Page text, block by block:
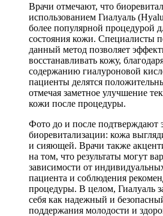
Врачи отмечают, что
использованием Гиалуаль
более популярной процедурой
состояния кожи. Специалисты
данный метод позволяет
восстанавливать кожу,
содержанию гиалуроновой
пациенты делятся
отмечая заметное улучшение
кожи после процедуры.
Фото до и после подтверждают
биоревитализации: кожа
и сияющей. Врачи также
на том, что результаты могут
зависимости от
пациента и соблюдения
процедуры. В целом, Гиалуаль
себя как надежный и
поддержания молодости и